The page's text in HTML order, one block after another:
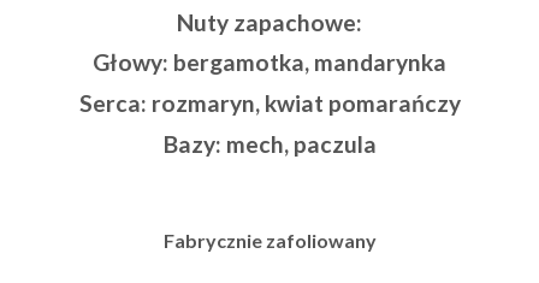
Nuty zapachowe:
Głowy: bergamotka, mandarynka
Serca: rozmaryn, kwiat pomarańczy
Bazy: mech, paczula
Fabrycznie zafoliowany